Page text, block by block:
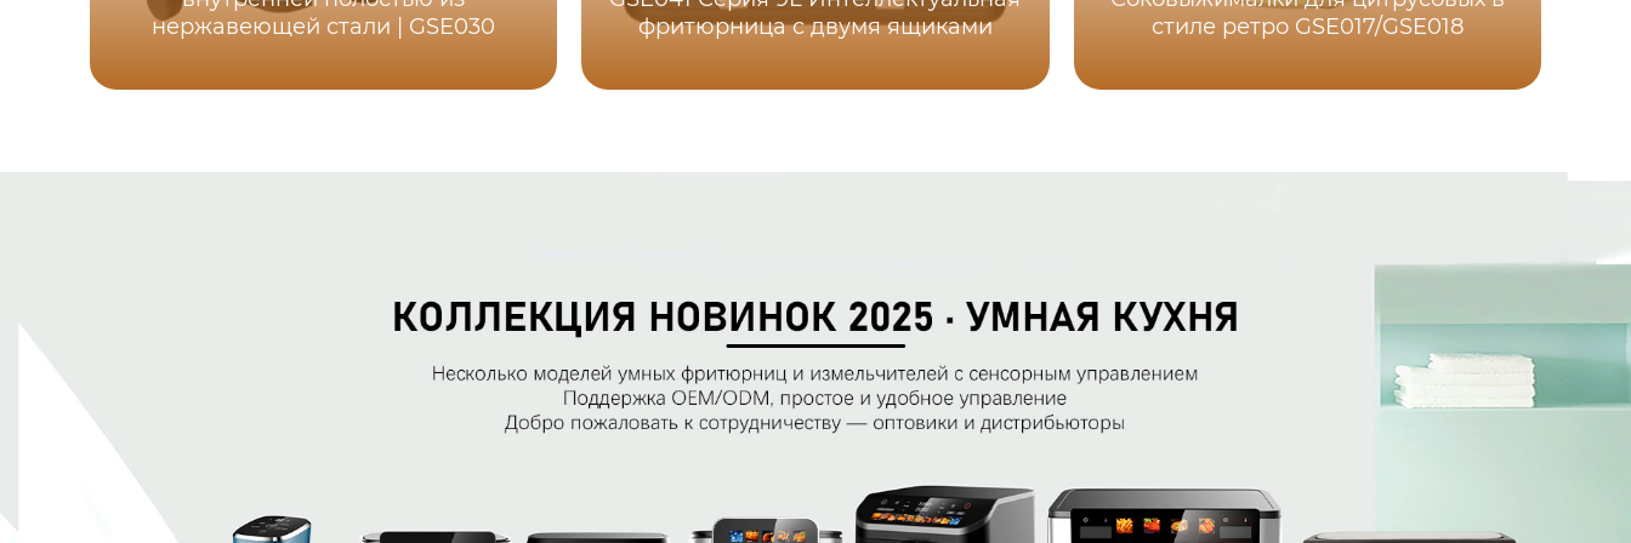
нержавеющей стали | GSE030
фритюрница с двумя ящиками
стиле ретро GSE017/GSE018